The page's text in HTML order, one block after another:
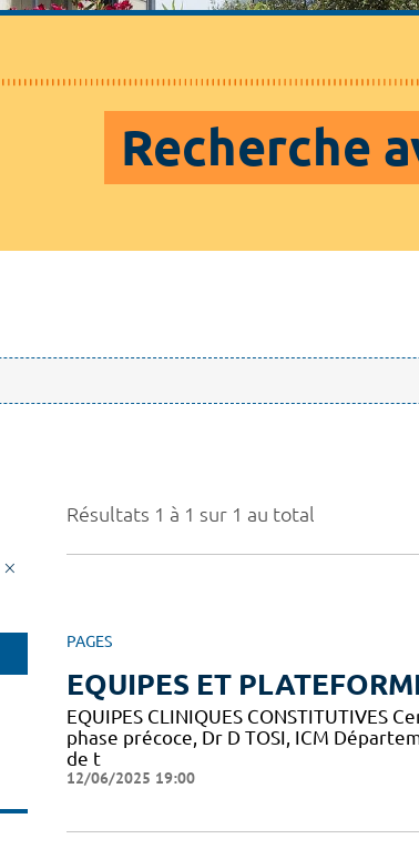
Recherche
Résultats 1 à 1 sur 1 au total
PAGES
EQUIPES ET
EQUIPES CLINIQUES CONSTITUTIVES
phase précoce, Dr D TOSI, ICM
de t
12/06/2025 19:00